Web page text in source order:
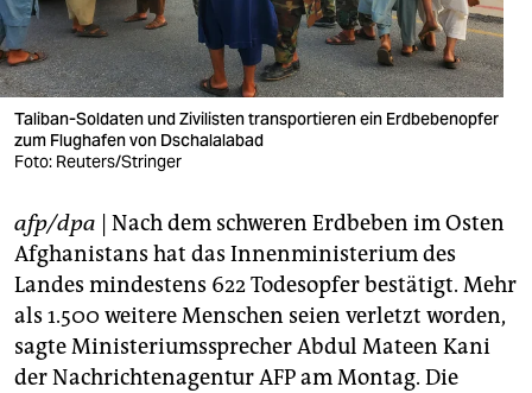
verlag
veranstaltungen
shop
fragen & hilfe
unterstützen
abo
genossenschaft
epaper login
Taliban-Soldaten und Zivilisten transportieren ein Erdbebenopfer
zum Flughafen von Dschalalabad
Foto: Reuters/Stringer
afp/dpa | Nach dem schweren Erdbeben im Osten
Afghanistans hat das Innenministerium des
Landes mindestens 622 Todesopfer bestätigt. Mehr
als 1.500 weitere Menschen seien verletzt worden,
sagte Ministeriumssprecher Abdul Mateen Kani
der Nachrichtenagentur AFP am Montag. Die